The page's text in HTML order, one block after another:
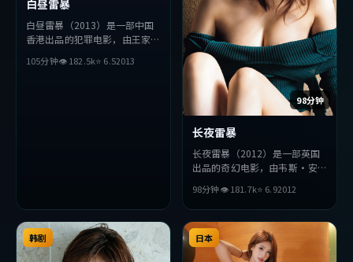
白昼雷暴
白昼雷暴（2013）是一部中国
香港出品的犯罪电影，由王家卫
旬等主演。影片在叙事与视听上
105分钟👁182.5k⭐ 6.52013
98分钟
长夜雷暴
长夜雷暴（2012）是一部英国
出品的奇幻电影，由韦斯·安
迅等主演。影片在叙事与视听上
力求突破，探讨人性与抉择，节
奏张弛有度，适合喜欢该类型的
观众完整观看。
98分钟👁181.7k⭐ 6.92012
韩剧 日本